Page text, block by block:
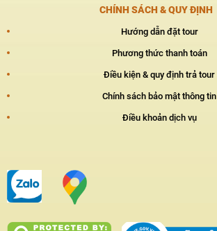
CHÍNH SÁCH & QUY ĐỊNH
Hướng dẫn đặt tour
Phương thức thanh toán
Điều kiện & quy định trả tour
Chính sách bảo mật thông tin
Điều khoản dịch vụ